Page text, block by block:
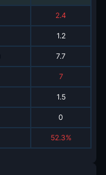
2.4
1.2
7.7
7
1.5
0
52.3%